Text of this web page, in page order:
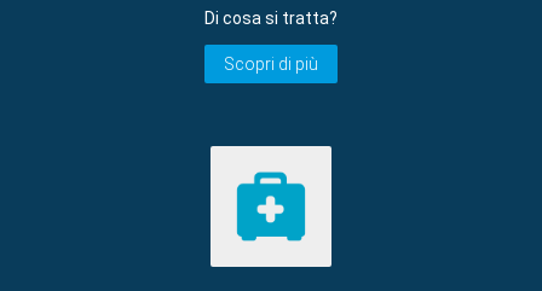
Di cosa si tratta?
Scopri di più